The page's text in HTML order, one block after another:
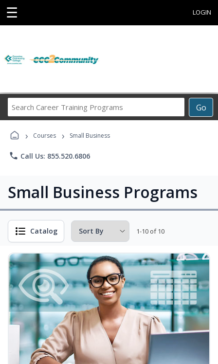
☰ LOGIN
Go
Career
Programs
› Courses › Small Business
phone Call Us: 855.520.6806
Small Business Programs
Catalog 1-10 of 10